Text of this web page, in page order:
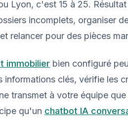
Lyon, c'est 15 à 25.
incomplets, organiser
relancer pour des pièces
immobilier bien configuré
informations clés, vérifie les
transmet à votre équipe
qu'un chatbot IA